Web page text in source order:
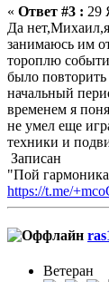
« Ответ #3 : 29
Да
занимаюсь им
тороплю
было
начальный
временем я
не умел еще
техники и
Записан
"Пой
https://t.me/
Ветеран